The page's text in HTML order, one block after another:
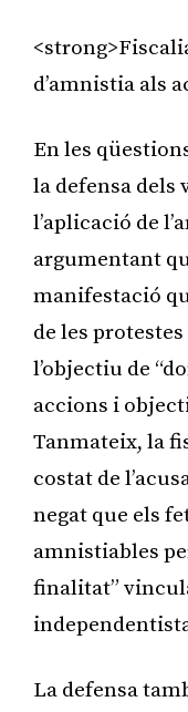
d’amnistia als
En les
la defensa dels
l’aplicació de
argumentant
manifestació
de les
l’objectiu de
accions i
Tanmateix, la
costat de
negat que els
amnistiables
finalitat”
La defensa